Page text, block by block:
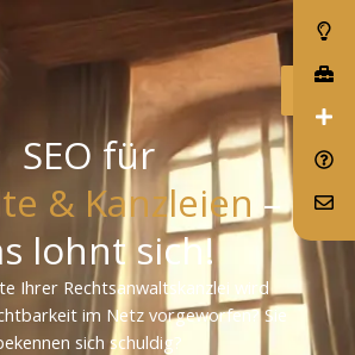
SEO für
& Kanzleien –
lohnt sich!
Ihrer Rechtsanwaltskanzlei wird
im Netz vorgeworfen? Sie
sich schuldig?